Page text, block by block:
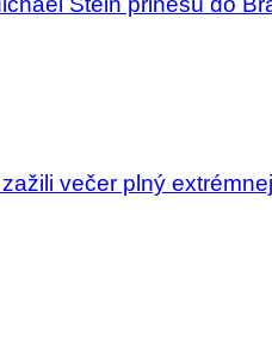
večer plný